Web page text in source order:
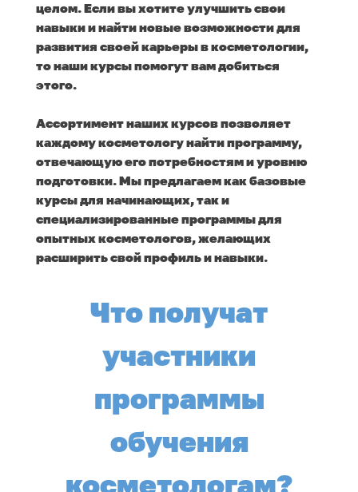
целом. Если вы хотите улучшить свои
навыки и найти новые возможности для
развития своей карьеры в косметологии,
то наши курсы помогут вам добиться
этого.
Ассортимент наших курсов позволяет
каждому косметологу найти программу,
отвечающую его потребностям и уровню
подготовки. Мы предлагаем как базовые
курсы для начинающих, так и
специализированные программы для
опытных косметологов, желающих
расширить свой профиль и навыки.
Что получат
участники
программы
обучения
косметологам?